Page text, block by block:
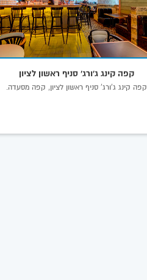
קפה קינג ג'ורג' סניף ראשון לציון
קפה קינג ג'ורג' סניף ראשון לציון, קפה מסעדה.